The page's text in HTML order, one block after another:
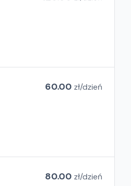
60.00 zł/dzień
80.00 zł/dzień